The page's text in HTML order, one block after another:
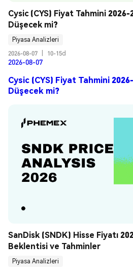
Cysic (CYS) Fiyat Tahmini
Düşecek mi?
Piyasa Analizleri
2026-08-07
10-15d
2026-08-07
Cysic (CYS) Fiyat Tahmini
Düşecek mi?
SanDisk (SNDK) Hisse Fiyatı
Beklentisi ve Tahminler
Piyasa Analizleri